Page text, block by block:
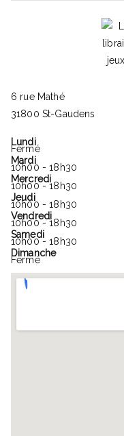
6 rue Mathé
31800 St-Gaudens
Lundi
Fermé
Mardi
10h00 - 18h30
Mercredi
10h00 - 18h30
Jeudi
10h00 - 18h30
Vendredi
10h00 - 18h30
Samedi
10h00 - 18h30
Dimanche
Fermé